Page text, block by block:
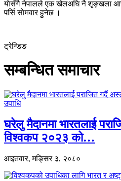
याेसँगै नेपालले एक खेलअघि नै शृङ्खला
पर्सि साेमवार हुनेछ ।
ट्रेन्डिङ
सम्बन्धित समाचार
घरेलु मैदानमा भारतलाई
विश्वकप २०२३ को…
आइतवार, मङ्सिर ३, २०८०